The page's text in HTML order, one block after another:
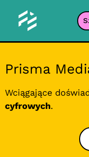
Prisma
Wciągające
cyfrowych.